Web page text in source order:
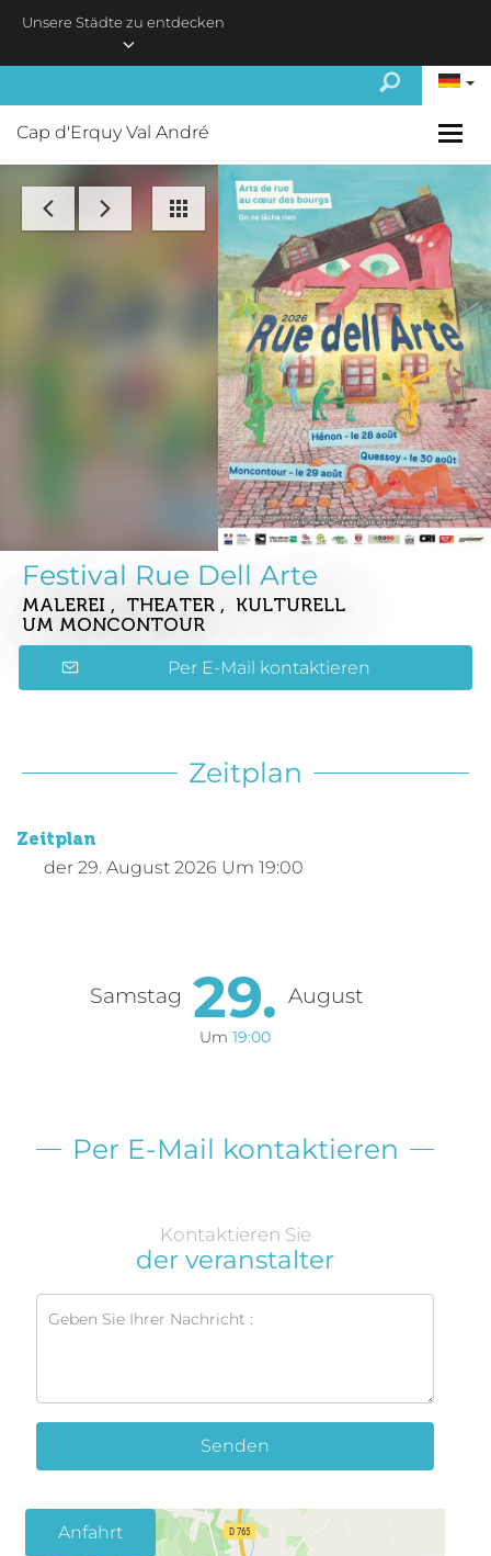
Unsere Städte zu entdecken
Cap d'Erquy Val André
Festival Rue Dell Arte
MALEREI , THEATER , KULTURELL
UM MONCONTOUR
Per E-Mail kontaktieren
Zeitplan
Zeitplan
der 29. August 2026 Um 19:00
Samstag 29. August
Um 19:00
Per E-Mail kontaktieren
Kontaktieren Sie
der veranstalter
Senden
Anfahrt